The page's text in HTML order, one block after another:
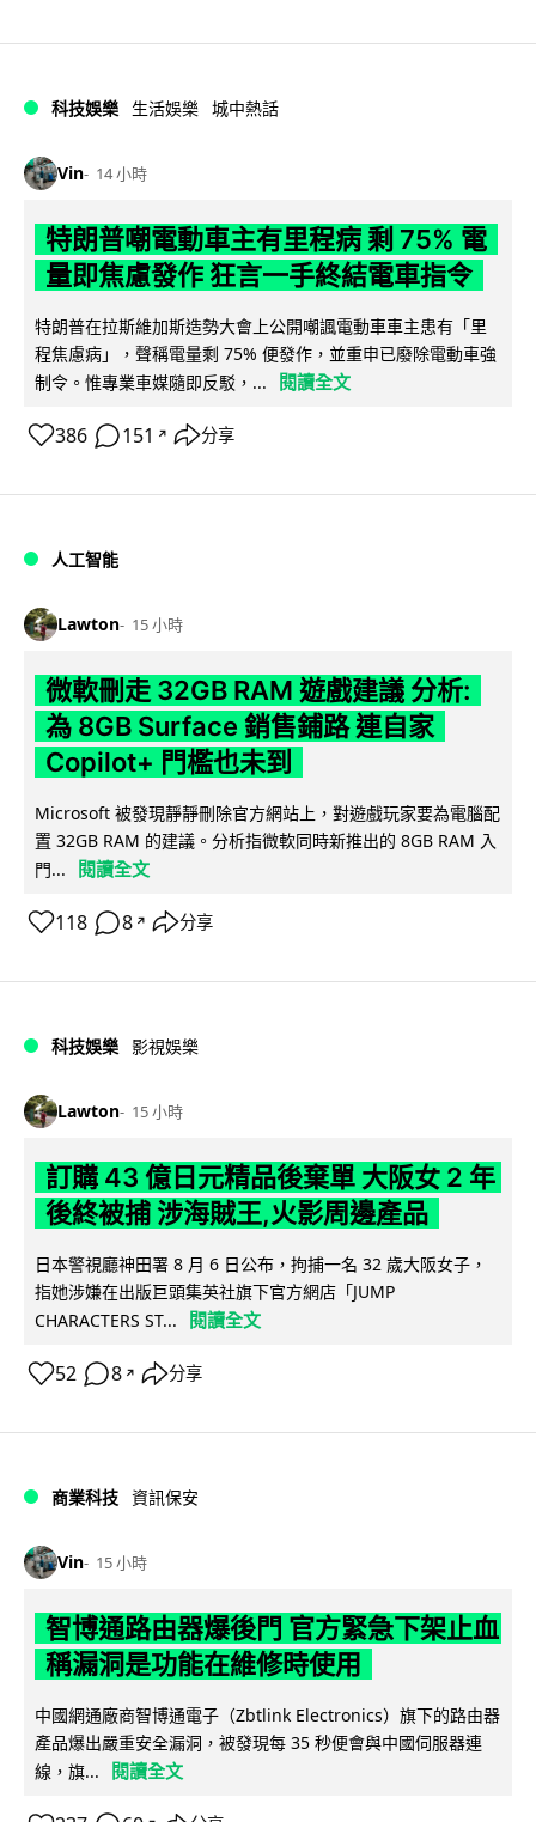
科技娛樂 生活娛樂 城中熱話
Vin 14 小時
特朗普嘲電動車主有里程病 剩 75% 電
量即焦慮發作 狂言一手終結電車指令
特朗普在拉斯維加斯造勢大會上公開嘲諷電動車車主患有「里
程焦慮病」，聲稱電量剩 75% 便發作，並重申已廢除電動車強
制令。惟專業車媒隨即反駁，...
閱讀全文
386 151 ↗ 分享
人工智能
Lawton 15 小時
微軟刪走 32GB RAM 遊戲建議 分析:
為 8GB Surface 銷售鋪路 連自家
Copilot+ 門檻也未到
Microsoft 被發現靜靜刪除官方網站上，對遊戲玩家要為電腦配
置 32GB RAM 的建議。分析指微軟同時新推出的 8GB RAM 入
門...
閱讀全文
118 8 ↗ 分享
科技娛樂 影視娛樂
Lawton 15 小時
訂購 43 億日元精品後棄單 大阪女 2 年
後終被捕 涉海賊王,火影周邊產品
日本警視廳神田署 8 月 6 日公布，拘捕一名 32 歲大阪女子，
指她涉嫌在出版巨頭集英社旗下官方網店「JUMP
CHARACTERS ST...
閱讀全文
52 8 ↗ 分享
商業科技 資訊保安
Vin 15 小時
智博通路由器爆後門 官方緊急下架止血
稱漏洞是功能在維修時使用
中國網通廠商智博通電子（Zbtlink Electronics）旗下的路由器
產品爆出嚴重安全漏洞，被發現每 35 秒便會與中國伺服器連
線，旗...
閱讀全文